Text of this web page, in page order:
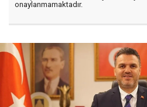
onaylanmamaktadır.